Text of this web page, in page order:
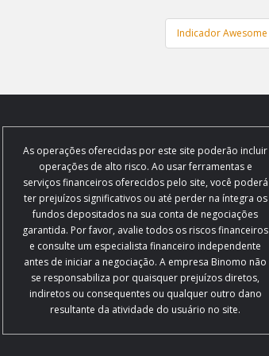
Indicador Awesome
As operações oferecidas por este site poderão incluir
operações de alto risco. Ao usar ferramentas e
serviços financeiros oferecidos pelo site, você poderá
ter prejuízos significativos ou até perder na íntegra os
fundos depositados na sua conta de negociações
garantida. Por favor, avalie todos os riscos financeiros
e consulte um especialista financeiro independente
antes de iniciar a negociação. A empresa Binomo não
se responsabiliza por quaisquer prejuízos diretos,
indiretos ou consequentes ou qualquer outro dano
resultante da atividade do usuário no site.